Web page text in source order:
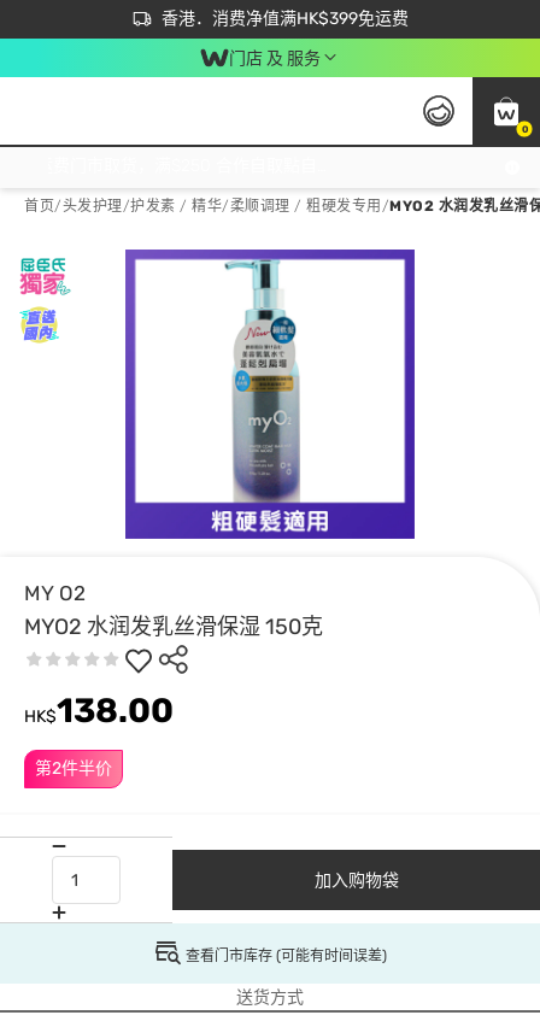
香港．消费净值满HK$399免运费
立即成为易赏钱会员尽享独家优惠
首次APP下单买满$450 输入 NEWAPP 即减$50
门店 及 服务
0
首页/头发护理/护发素 / 精华/柔顺调理 / 粗硬发专用 /MYO2 水润发乳丝滑
MY O2
MYO2 水润发乳丝滑保湿 150克
第2件半价
HK$138.00
加入购物袋
查看门市库存 (可能有时间误差)
送货方式